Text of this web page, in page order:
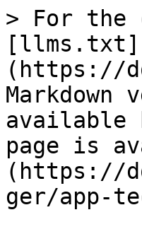
> For the
[llms.txt]
(https://
Markdown
available
page is
(https://
ger/app-